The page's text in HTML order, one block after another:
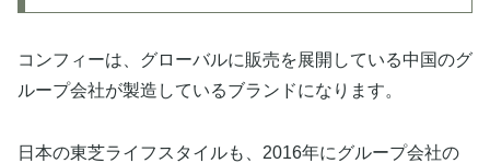
コンフィーは、グローバルに販売を展開している中国のグ
ループ会社が製造しているブランドになります。
日本の東芝ライフスタイルも、2016年にグループ会社の